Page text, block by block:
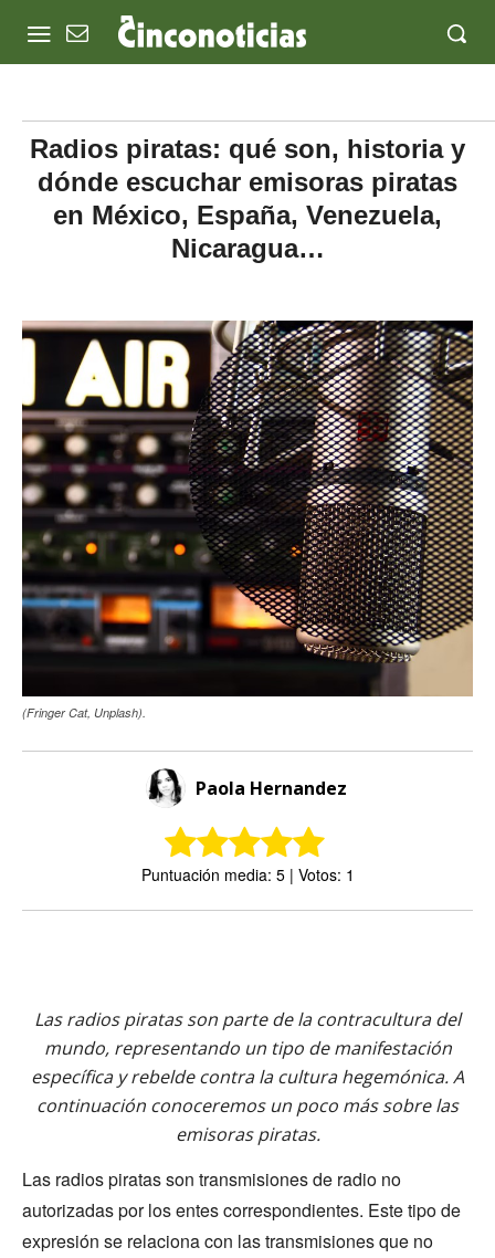
Radios piratas: qué son, historia y
dónde escuchar emisoras piratas
en México, España, Venezuela,
Nicaragua…
(Fringer Cat, Unplash).
Paola Hernandez
Puntuación media: 5 | Votos: 1
Las radios piratas son parte de la contracultura del
mundo, representando un tipo de manifestación
específica y rebelde contra la cultura hegemónica. A
continuación conoceremos un poco más sobre las
emisoras piratas.
Las radios piratas son transmisiones de radio no
autorizadas por los entes correspondientes. Este tipo de
expresión se relaciona con las transmisiones que no